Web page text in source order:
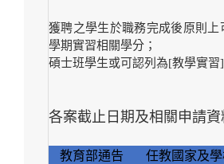
獲聘之學生於職務完成後原則上
學期實習相關學分；
碩士班學生或可認列為[教學實習
各案截止日期及相關申請資
教育部通告
任教國家及